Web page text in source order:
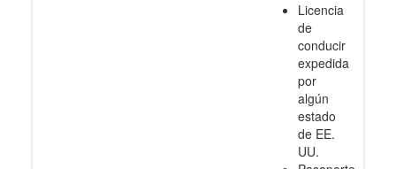
Licencia
de
conducir
expedida
por
algún
estado
de EE.
UU.